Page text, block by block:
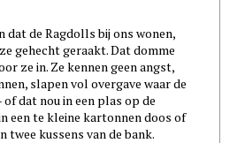
dat de Ragdolls bij ons wonen,
gehecht geraakt. Dat domme
ze in. Ze kennen geen angst,
slapen vol overgave waar de
dat nou in een plas op de
een te kleine kartonnen doos of
twee kussens van de bank.